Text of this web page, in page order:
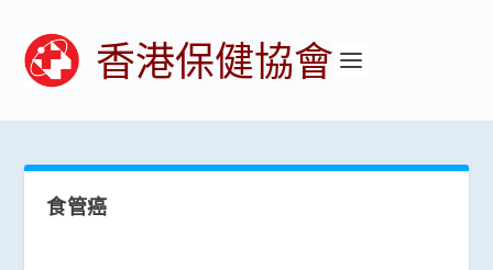
香港保健協會
食管癌